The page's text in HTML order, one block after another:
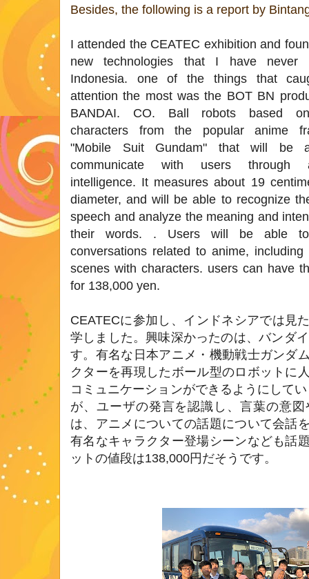
Besides, the following is a report by
I attended the CEATEC exhibition and
new technologies that I have never
Indonesia. one of the things that
attention the most was the BOT BN
BANDAI. CO. Ball robots based
characters from the popular anime
"Mobile Suit Gundam" that will be
communicate with users through
intelligence. It measures about 19
diameter, and will be able to recognize
speech and analyze the meaning and
their words. . Users will be able
conversations related to anime, including
scenes with characters. users can have
for 138,000 yen.
CEATECに参加し、インドネシアでは見
学しました。興味深かったのは、バンダ
す。有名な日本アニメ・機動戦士ガンダ
クターを再現したボール型のロボットに
コミュニケーションができるようにして
が、ユーザの発言を認識し、言葉の意
は、アニメについての話題について会話
有名なキャラクター登場シーンなども話
ットの値段は138,000円だそうです。